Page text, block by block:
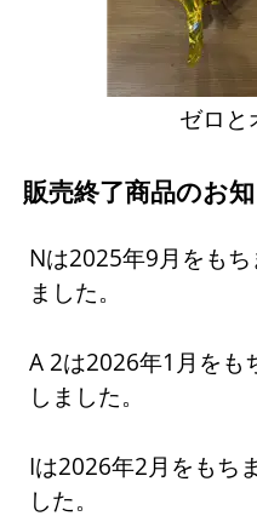
ゼロと
販売終了商品のお
Nは2025年9月をも
ました。
A 2は2026年1月をも
しました。
Iは2026年2月をもち
した。